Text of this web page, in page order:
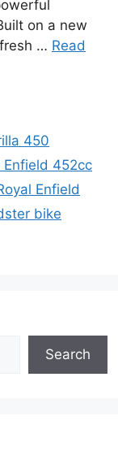
on a new
… Read
450
Enfield 452cc
Enfield
bike
Search